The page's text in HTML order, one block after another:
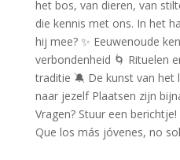
Que los más jóvenes, no